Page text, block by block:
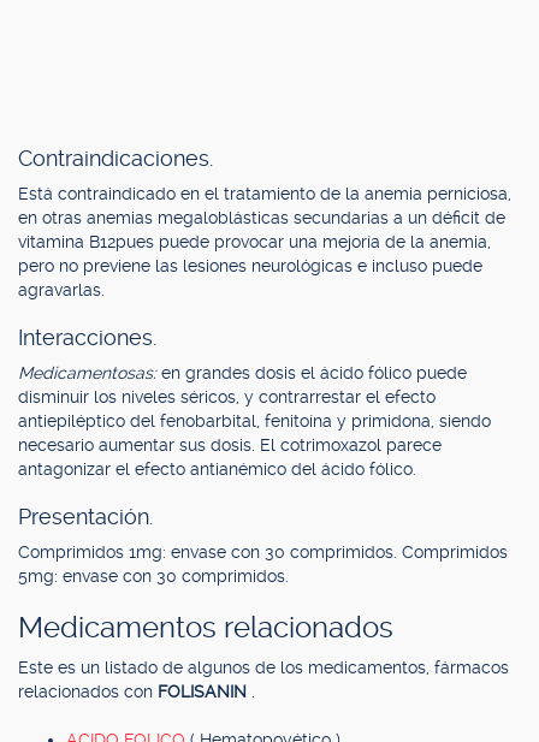
Contraindicaciones.
Está contraindicado en el tratamiento de la anemia perniciosa,
en otras anemias megaloblásticas secundarias a un déficit de
vitamina B12pues puede provocar una mejoría de la anemia,
pero no previene las lesiones neurológicas e incluso puede
agravarlas.
Interacciones.
Medicamentosas:en grandes dosis el ácido fólico puede
disminuir los niveles séricos, y contrarrestar el efecto
antiepiléptico del fenobarbital, fenitoína y primidona, siendo
necesario aumentar sus dosis. El cotrimoxazol parece
antagonizar el efecto antianémico del ácido fólico.
Presentación.
Comprimidos 1mg: envase con 30 comprimidos. Comprimidos
5mg: envase con 30 comprimidos.
Medicamentos relacionados
Este es un listado de algunos de los medicamentos, fármacos
relacionados con FOLISANIN